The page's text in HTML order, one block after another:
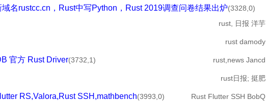
域名rustcc.cn，Rust中写Python，Rust 2019调查问卷结果出炉(3328,0)
rust, 日报 洋芋
rust damody
官方 Rust Driver(3732,1) rust,news Jancd
rust日报; 挺肥
RS,Valora,Rust SSH,mathbench(3993,0) Rust Flutter SSH BobQ